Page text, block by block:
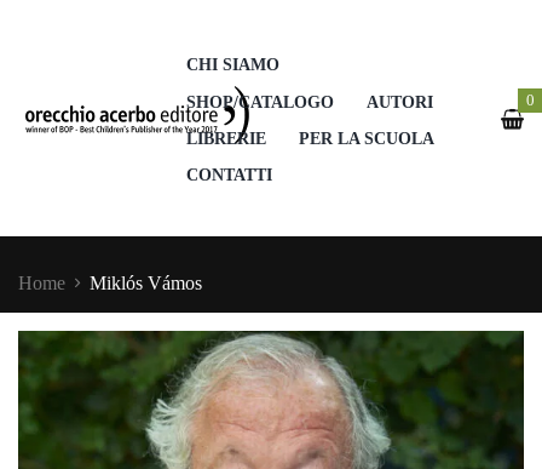
CHI SIAMO
SHOP/CATALOGO
AUTORI
LIBRERIE
PER LA SCUOLA
CONTATTI
0
Home Miklós Vámos